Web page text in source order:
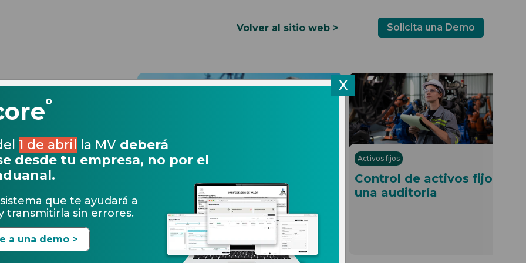
Volver al sitio web > Solicita una Demo
que debes saber
en comercio
Exterior 05.03.2020
leyes y
con el comercio
Leer más
Expedientes Electrónicos
exterior? Art. 59 Ley Aduanera
Leer más
Activos fijos
Control de activos fijos
una auditoría
X
°
1 de abril la MV deberá
desde tu empresa, no por el
que te ayudará a
transmitirla sin errores.
a una demo >